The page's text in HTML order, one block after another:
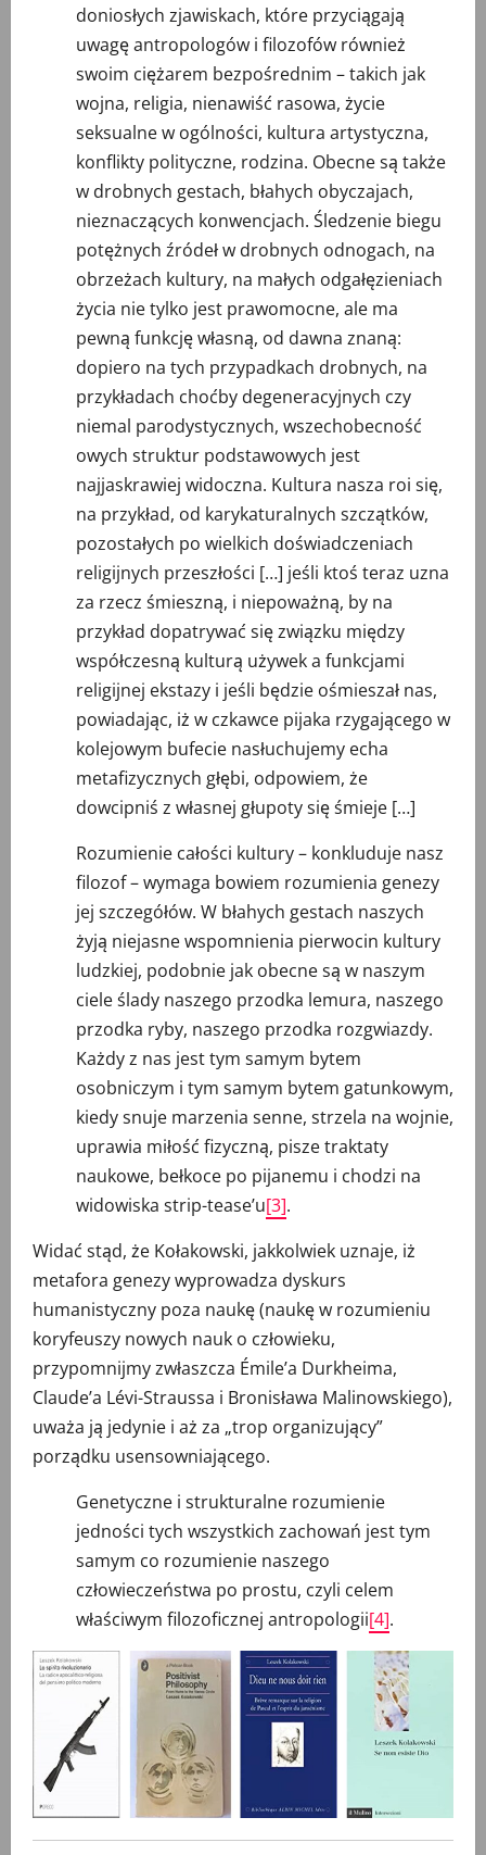
doniosłych zjawiskach, które przyciągają
uwagę antropologów i filozofów również
swoim ciężarem bezpośrednim – takich jak
wojna, religia, nienawiść rasowa, życie
seksualne w ogólności, kultura artystyczna,
konflikty polityczne, rodzina. Obecne są także
w drobnych gestach, błahych obyczajach,
nieznaczących konwencjach. Śledzenie biegu
potężnych źródeł w drobnych odnogach, na
obrzeżach kultury, na małych odgałęzieniach
życia nie tylko jest prawomocne, ale ma
pewną funkcję własną, od dawna znaną:
dopiero na tych przypadkach drobnych, na
przykładach choćby degeneracyjnych czy
niemal parodystycznych, wszechobecność
owych struktur podstawowych jest
najjaskrawiej widoczna. Kultura nasza roi się,
na przykład, od karykaturalnych szczątków,
pozostałych po wielkich doświadczeniach
religijnych przeszłości […] jeśli ktoś teraz uzna
za rzecz śmieszną, i niepoważną, by na
przykład dopatrywać się związku między
współczesną kulturą używek a funkcjami
religijnej ekstazy i jeśli będzie ośmieszał nas,
powiadając, iż w czkawce pijaka rzygającego w
kolejowym bufecie nasłuchujemy echa
metafizycznych głębi, odpowiem, że
dowcipniś z własnej głupoty się śmieje […]
Rozumienie całości kultury – konkluduje nasz
filozof – wymaga bowiem rozumienia genezy
jej szczegółów. W błahych gestach naszych
żyją niejasne wspomnienia pierwocin kultury
ludzkiej, podobnie jak obecne są w naszym
ciele ślady naszego przodka lemura, naszego
przodka ryby, naszego przodka rozgwiazdy.
Każdy z nas jest tym samym bytem
osobniczym i tym samym bytem gatunkowym,
kiedy snuje marzenia senne, strzela na wojnie,
uprawia miłość fizyczną, pisze traktaty
naukowe, bełkoce po pijanemu i chodzi na
widowiska strip-tease’u[3].
Widać stąd, że Kołakowski, jakkolwiek uznaje, iż
metafora genezy wyprowadza dyskurs
humanistyczny poza naukę (naukę w rozumieniu
koryfeuszy nowych nauk o człowieku,
przypomnijmy zwłaszcza Émile’a Durkheima,
Claude’a Lévi-Straussa i Bronisława Malinowskiego),
uważa ją jedynie i aż za „trop organizujący”
porządku usensowniającego.
Genetyczne i strukturalne rozumienie
jedności tych wszystkich zachowań jest tym
samym co rozumienie naszego
człowieczeństwa po prostu, czyli celem
właściwym filozoficznej antropologii[4].